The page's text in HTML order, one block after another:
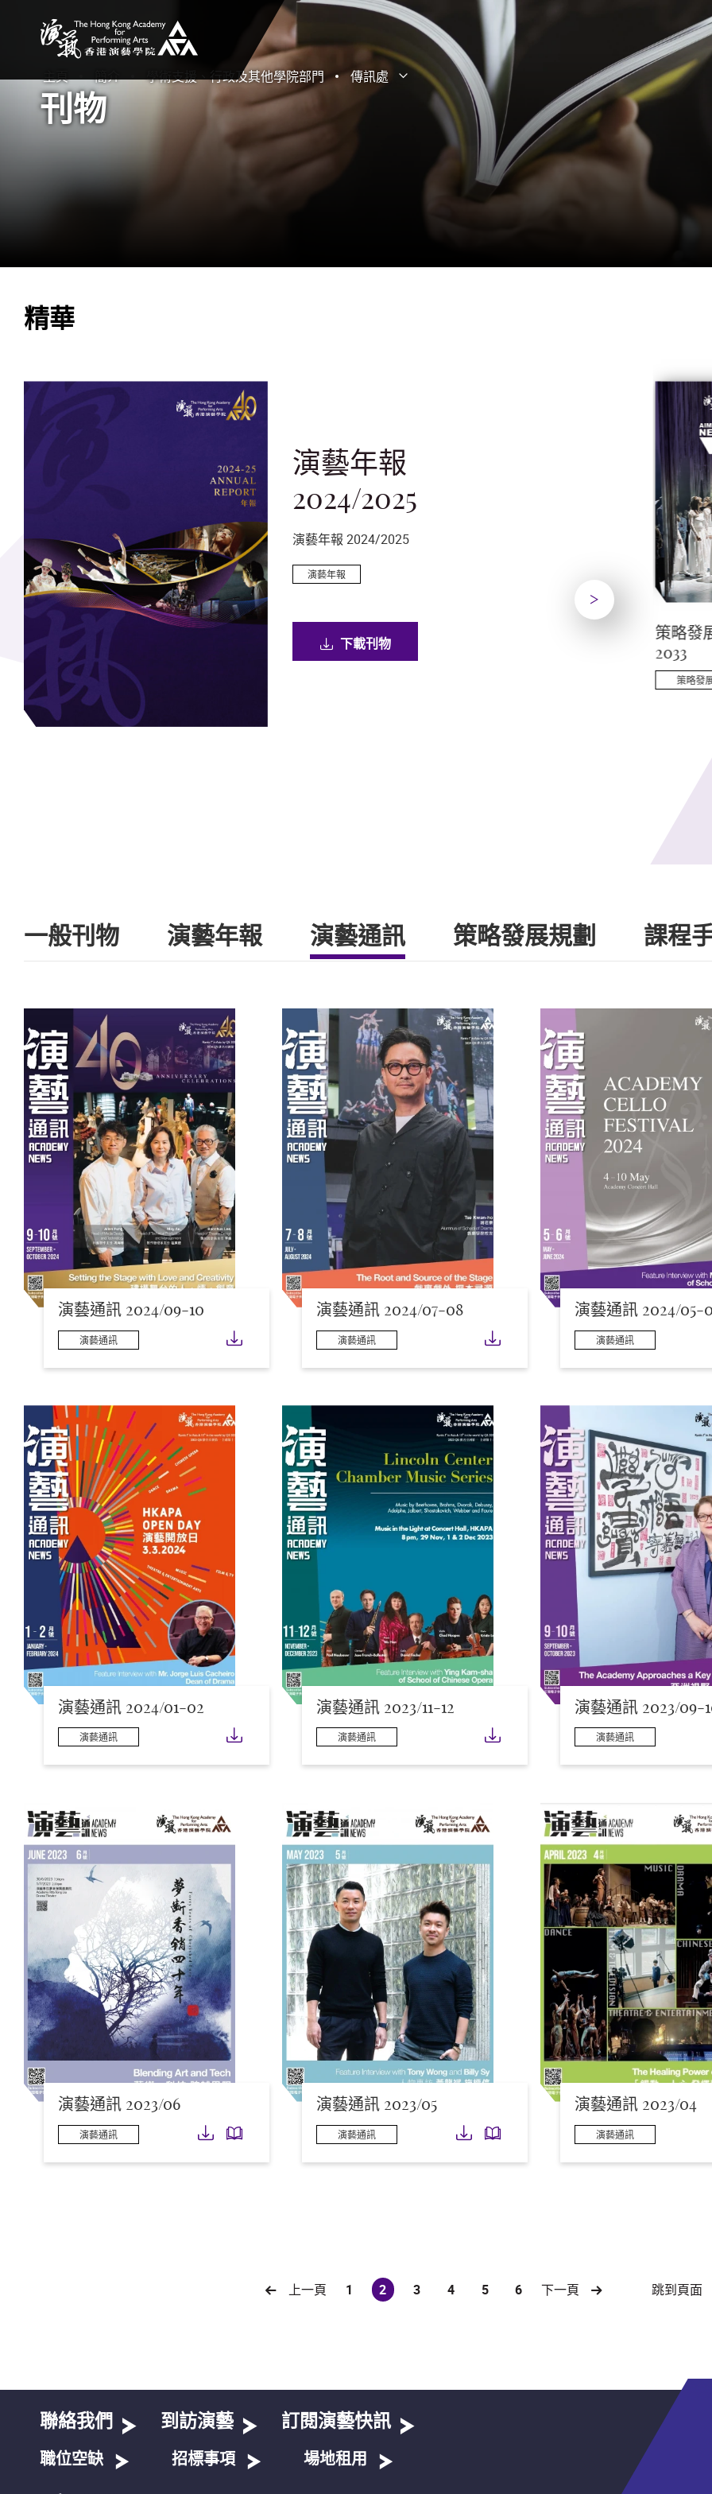
主頁 簡介 學術支援、行政及其他學院部門 傳訊處 打開子選單
關閉子選單
刊物
精華
演藝年報
2024/2025
演藝年報 2024/2025
演藝年報
下載刊物
演藝學院簡介
伯大尼 – 演藝學院古
蹟校園
策略發
2033
策略發
一般刊物 演藝年報 演藝通訊 策略發展規劃 課程
演藝通訊 2024/09-10
演藝通訊
演藝通訊 2024/07-08
演藝通訊
演藝通訊 2024/05-
演藝通訊
演藝通訊 2024/01-02
演藝通訊
演藝通訊 2023/11-12
演藝通訊
演藝通訊 2023/09-
演藝通訊
演藝通訊 2023/06
演藝通訊 下載
演藝通訊 2023/05
演藝通訊 下載
演藝通訊 2023/04
演藝通訊
上一頁 1 2
(current)
3 4 5 6 下一頁 跳到頁面
聯絡我們 到訪演藝 訂閱演藝快訊
職位空缺 招標事項 場地租用